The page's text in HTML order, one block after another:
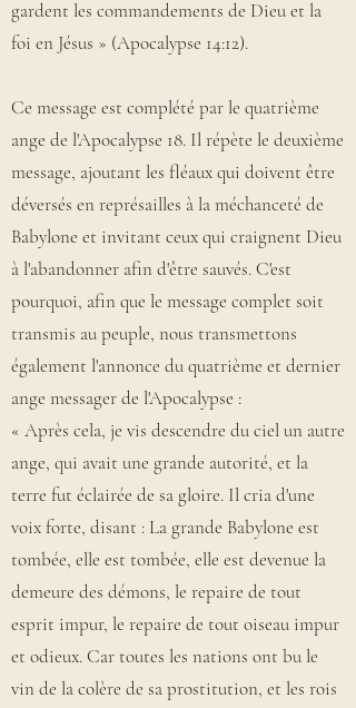
gardent les commandements de Dieu et la
foi en Jésus » (Apocalypse 14:12).
Ce message est complété par le quatrième
ange de l'Apocalypse 18. Il répète le deuxième
message, ajoutant les fléaux qui doivent être
déversés en représailles à la méchanceté de
Babylone et invitant ceux qui craignent Dieu
à l'abandonner afin d'être sauvés. C'est
pourquoi, afin que le message complet soit
transmis au peuple, nous transmettons
également l'annonce du quatrième et dernier
ange messager de l'Apocalypse :
« Après cela, je vis descendre du ciel un autre
ange, qui avait une grande autorité, et la
terre fut éclairée de sa gloire. Il cria d'une
voix forte, disant : La grande Babylone est
tombée, elle est tombée, elle est devenue la
demeure des démons, le repaire de tout
esprit impur, le repaire de tout oiseau impur
et odieux. Car toutes les nations ont bu le
vin de la colère de sa prostitution, et les rois